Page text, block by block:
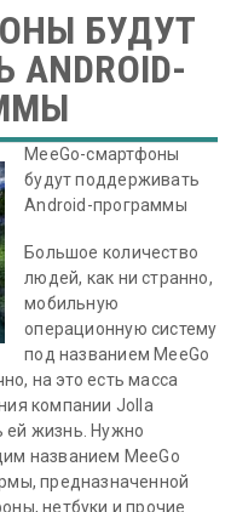
БУДУТ
MeeGo-смартфоны
будут поддерживать
Android-программы
Большое количество
людей, как ни странно,
мобильную
операционную систему
под названием MeeGo
на это есть масса
компании Jolla
ей жизнь. Нужно
названием MeeGo
предназначенной
нетбуки и прочие